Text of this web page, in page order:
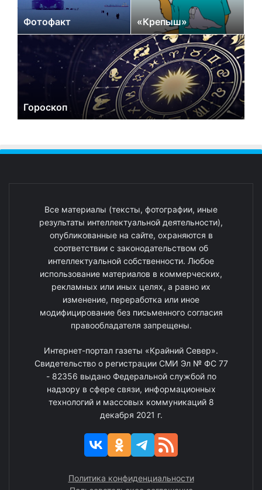
Фотофакт «Крепыш»
Гороскоп
Все материалы (тексты, фотографии, иные
результаты интеллектуальной деятельности),
опубликованные на сайте, охраняются в
соответствии с законодательством об
интеллектуальной собственности. Любое
использование материалов в коммерческих,
рекламных или иных целях, а равно их
изменение, переработка или иное
модифицирование без письменного согласия
правообладателя запрещены.
Интернет-портал газеты «Крайний Север».
Свидетельство о регистрации СМИ Эл № ФС 77
- 82356 выдано Федеральной службой по
надзору в сфере связи, информационных
технологий и массовых коммуникаций 8
декабря 2021 г.
Политика конфиденциальности